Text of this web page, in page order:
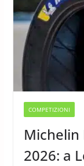
COMPETIZIONI
Michelin
2026: a